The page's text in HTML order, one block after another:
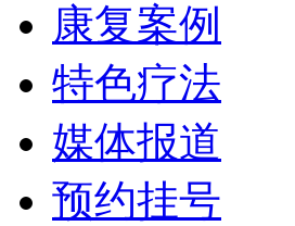
康复案例
特色疗法
媒体报道
预约挂号